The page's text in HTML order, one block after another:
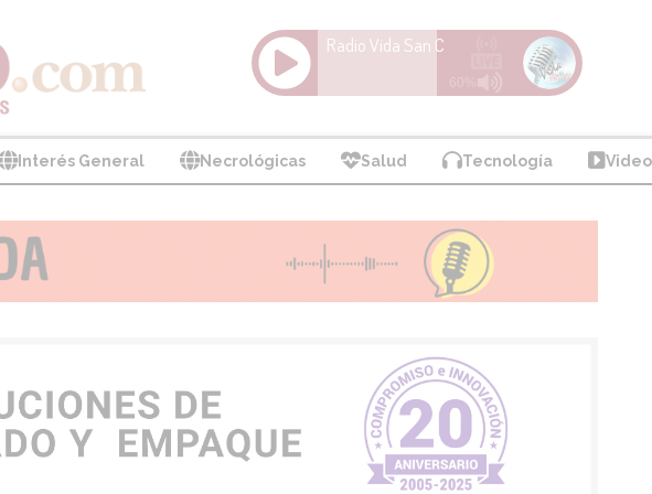
Interés General Necrológicas Salud Tecnología